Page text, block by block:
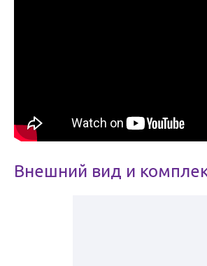
Внешний вид и